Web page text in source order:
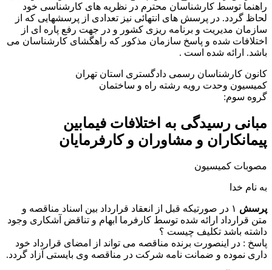
راهنما توسط کارشناسان محترم در نظریه های کارشناسی خود
لحاظ گردد. در پرسش های انتهائی نیز تعدادی از پرسشهایی که از
سازمان مدیریت و برنامه ریزی کشور و در جهت رفع پاره ای از
اختلافات شده و پاسخ سازمان مذکور که راهگشای کارشناسان می
باشد. ارائه شده است .
کانون کارشناسان رسمی دادگستری استان تهران
کمیسیون وحدت رویه رشته راه و ساختمان
گروه سوم:
مبانی رسیدگی به اختلافات فیمابین
پیمانکاران و مشاوران و کارفرمایان
مصوبات کمیسیون
به نام خدا
پرسش
۱ در صورتیکه قبل از انعقاد قرارداد بین اسناد مناقصه و
متن قرارداد ارائه شده توسط کارفرما ابهام و تناقض آشکاری وجود
داشته باشد تکلیف چیست ؟
پاسخ : در اینصورت برنده مناقصه می تواند از امضای قرارداد خود
داری نموده و ضمانت نامه شرکت در مناقصه وی بایستی آزاد گردد.